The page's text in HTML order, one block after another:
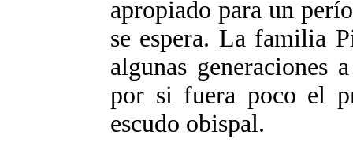
apropiado para un
se espera. La familia
algunas generaciones
por si fuera poco el
escudo obispal.